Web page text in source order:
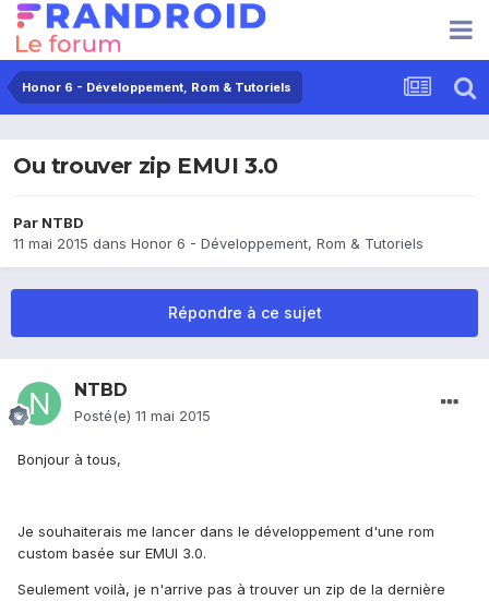
Honor 6 - Développement, Rom & Tutoriels
Ou trouver zip EMUI 3.0
Par NTBD
11 mai 2015 dans Honor 6 - Développement, Rom & Tutoriels
Répondre à ce sujet
NTBD
Posté(e) 11 mai 2015
Bonjour à tous,
Je souhaiterais me lancer dans le développement d'une rom
custom basée sur EMUI 3.0.
Seulement voilà, je n'arrive pas à trouver un zip de la dernière